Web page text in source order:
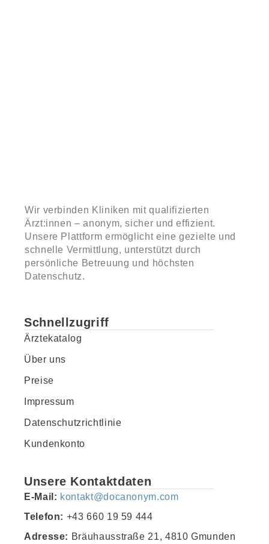
Wir verbinden Kliniken mit qualifizierten
Ärzt:innen – anonym, sicher und effizient.
Unsere Plattform ermöglicht eine gezielte und
schnelle Vermittlung, unterstützt durch
persönliche Betreuung und höchsten
Datenschutz.
Schnellzugriff
Ärztekatalog
Über uns
Preise
Impressum
Datenschutzrichtlinie
Kundenkonto
Unsere Kontaktdaten
E-Mail: kontakt@docanonym.com
Telefon: +43 660 19 59 444
Adresse: Bräuhausstraße 21, 4810 Gmunden